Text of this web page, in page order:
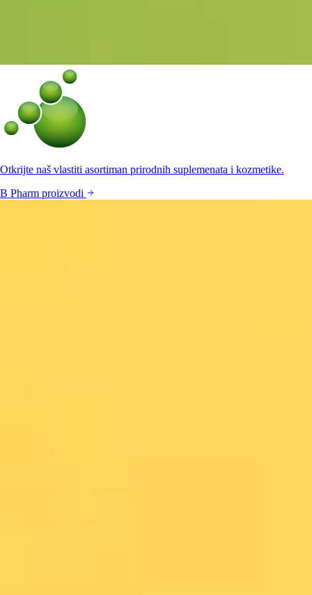
Otkrijte naš vlastiti asortiman prirodnih suplemenata i kozmetike.
B Pharm proizvodi